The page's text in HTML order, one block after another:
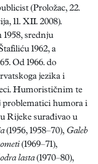
(Proložac, 22.
11. XII. 2008).
srednju
1962, a
Od 1966. do
jezika i
Humorističnim te
humora i
Rijeke surađivao u
(1956, 1958–70), Galeb
(1969–71),
lasta(1970–80),